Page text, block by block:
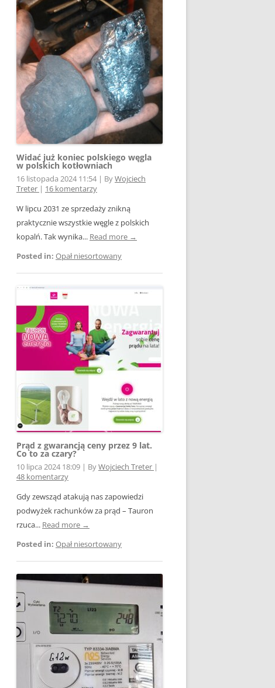
Widać już koniec polskiego węgla
w polskich kotłowniach
16 listopada 2024 11:54 | ByWojciech
Treter | 16 komentarzy
W lipcu 2031 ze sprzedaży znikną
praktycznie wszystkie węgle z polskich
kopalń. Tak wynika... Read more →
Posted in: Opał niesortowany
Prąd z gwarancją ceny przez 9 lat.
Co to za czary?
10 lipca 2024 18:09 | ByWojciech Treter |
48 komentarzy
Gdy zewsząd atakują nas zapowiedzi
podwyżek rachunków za prąd – Tauron
rzuca... Read more →
Posted in: Opał niesortowany